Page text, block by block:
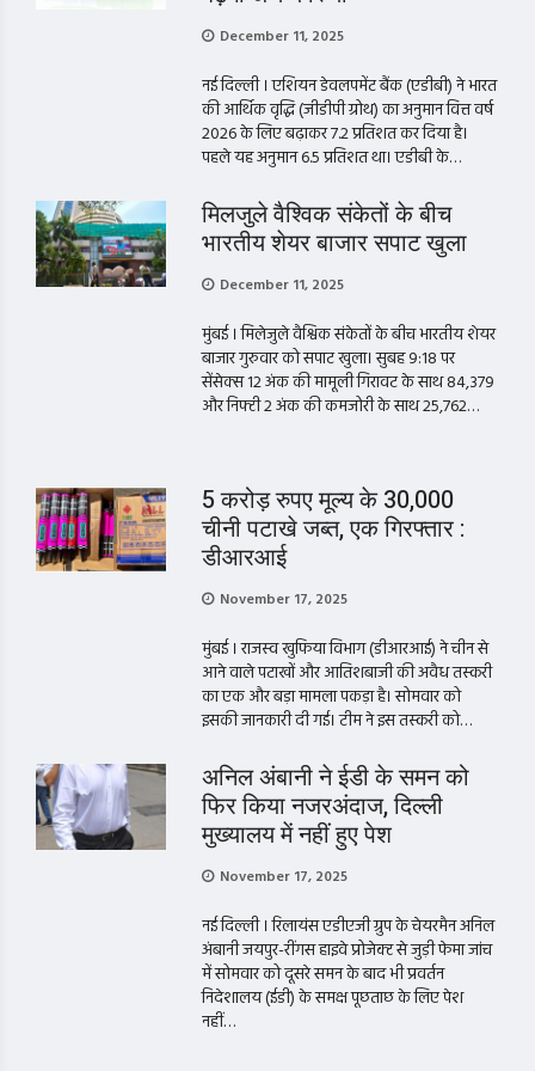
December 11, 2025
नई दिल्ली । एशियन डेवलपमेंट बैंक (एडीबी) ने भारत
की आर्थिक वृद्धि (जीडीपी ग्रोथ) का अनुमान वित्त वर्ष
2026 के लिए बढ़ाकर 7.2 प्रतिशत कर दिया है।
पहले यह अनुमान 6.5 प्रतिशत था। एडीबी के…
मिलजुले वैश्विक संकेतों के बीच
भारतीय शेयर बाजार सपाट खुला
December 11, 2025
मुंबई । मिलेजुले वैश्विक संकेतों के बीच भारतीय शेयर
बाजार गुरुवार को सपाट खुला। सुबह 9:18 पर
सेंसेक्स 12 अंक की मामूली गिरावट के साथ 84,379
और निफ्टी 2 अंक की कमजोरी के साथ 25,762…
5 करोड़ रुपए मूल्य के 30,000
चीनी पटाखे जब्त, एक गिरफ्तार :
डीआरआई
November 17, 2025
मुंबई । राजस्व खुफिया विभाग (डीआरआई) ने चीन से
आने वाले पटाखों और आतिशबाजी की अवैध तस्करी
का एक और बड़ा मामला पकड़ा है। सोमवार को
इसकी जानकारी दी गई। टीम ने इस तस्करी को…
अनिल अंबानी ने ईडी के समन को
फिर किया नजरअंदाज, दिल्ली
मुख्यालय में नहीं हुए पेश
November 17, 2025
नई दिल्ली । रिलायंस एडीएजी ग्रुप के चेयरमैन अनिल
अंबानी जयपुर-रींगस हाइवे प्रोजेक्ट से जुड़ी फेमा जांच
में सोमवार को दूसरे समन के बाद भी प्रवर्तन
निदेशालय (ईडी) के समक्ष पूछताछ के लिए पेश
नहीं…